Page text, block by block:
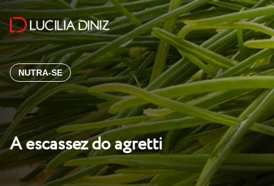
NUTRA-SE
A escassez do agretti